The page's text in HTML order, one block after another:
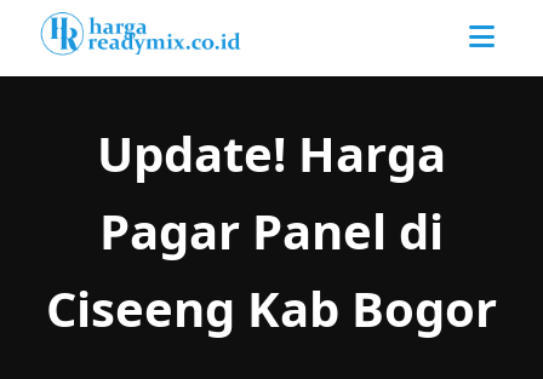
Update! Harga
Pagar Panel di
Ciseeng Kab Bogor